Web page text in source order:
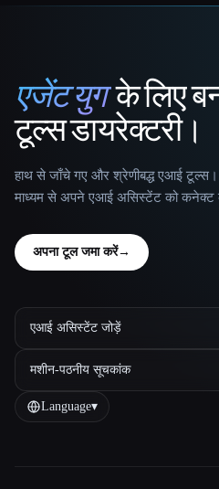
That AI Collection
एजेंट युगके लिए
टूल्स डायरेक्टरी।
हाथ से जाँचे गए और श्रेणीबद्ध एआई
माध्यम से अपने एआई असिस्टेंट को कनेक्ट
अपना टूल जमा करें→
एआई असिस्टेंट जोड़ें
मशीन-पठनीय सूचकांक
Language▾